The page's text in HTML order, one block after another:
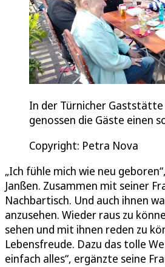
In der Türnicher Gaststätte
genossen die Gäste einen
Copyright: Petra Nova
„Ich fühle mich wie neu
Janßen. Zusammen mit seiner
Nachbartisch. Und auch ihnen
anzusehen. Wieder raus zu
sehen und mit ihnen reden zu
Lebensfreude. Dazu das tolle
einfach alles“, ergänzte seine